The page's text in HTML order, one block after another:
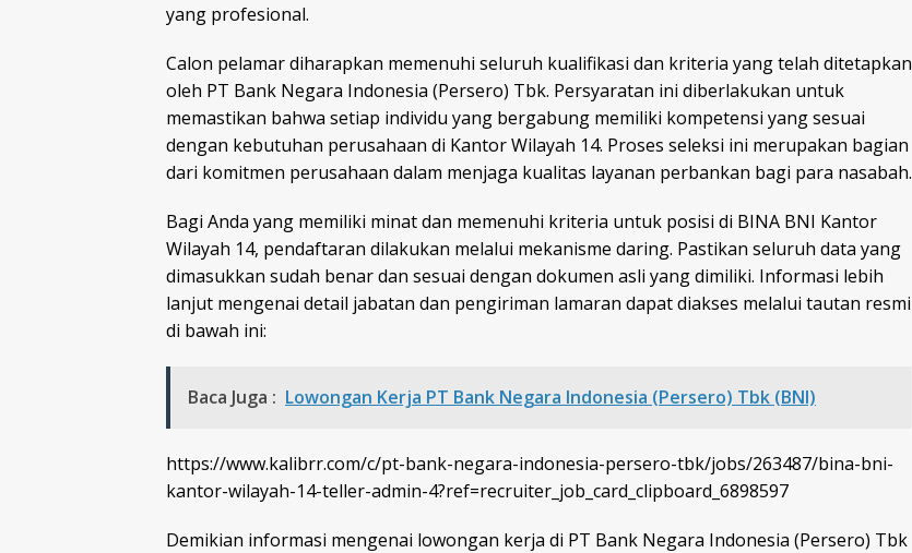
yang profesional.
Calon pelamar diharapkan memenuhi seluruh kualifikasi dan kriteria yang telah ditetapkan
oleh PT Bank Negara Indonesia (Persero) Tbk. Persyaratan ini diberlakukan untuk
memastikan bahwa setiap individu yang bergabung memiliki kompetensi yang sesuai
dengan kebutuhan perusahaan di Kantor Wilayah 14. Proses seleksi ini merupakan bagian
dari komitmen perusahaan dalam menjaga kualitas layanan perbankan bagi para nasabah.
Bagi Anda yang memiliki minat dan memenuhi kriteria untuk posisi di BINA BNI Kantor
Wilayah 14, pendaftaran dilakukan melalui mekanisme daring. Pastikan seluruh data yang
dimasukkan sudah benar dan sesuai dengan dokumen asli yang dimiliki. Informasi lebih
lanjut mengenai detail jabatan dan pengiriman lamaran dapat diakses melalui tautan resmi
di bawah ini:
Baca Juga : Lowongan Kerja PT Bank Negara Indonesia (Persero) Tbk (BNI)
https://www.kalibrr.com/c/pt-bank-negara-indonesia-persero-tbk/jobs/263487/bina-bni-
kantor-wilayah-14-teller-admin-4?ref=recruiter_job_card_clipboard_6898597
Demikian informasi mengenai lowongan kerja di PT Bank Negara Indonesia (Persero) Tbk